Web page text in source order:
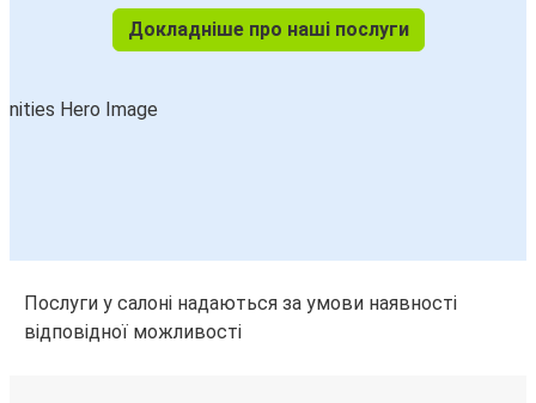
Варшава
Жиліна
Живець
Жиліна
Докладніше про наші послуги
Послуги у салоні надаються за умови наявності
відповідної можливості